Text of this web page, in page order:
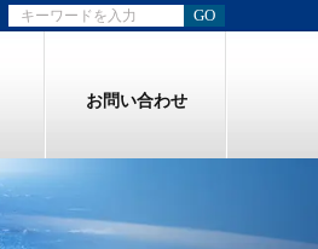
GO
お問い合わせ